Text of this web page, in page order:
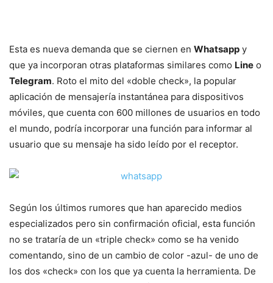
Esta es nueva demanda que se ciernen en Whatsapp y
que ya incorporan otras plataformas similares como Line o
Telegram. Roto el mito del «doble check», la popular
aplicación de mensajería instantánea para dispositivos
móviles, que cuenta con 600 millones de usuarios en todo
el mundo, podría incorporar una función para informar al
usuario que su mensaje ha sido leído por el receptor.
Según los últimos rumores que han aparecido medios
especializados pero sin confirmación oficial, esta función
no se trataría de un «triple check» como se ha venido
comentando, sino de un cambio de color -azul- de uno de
los dos «check» con los que ya cuenta la herramienta. De